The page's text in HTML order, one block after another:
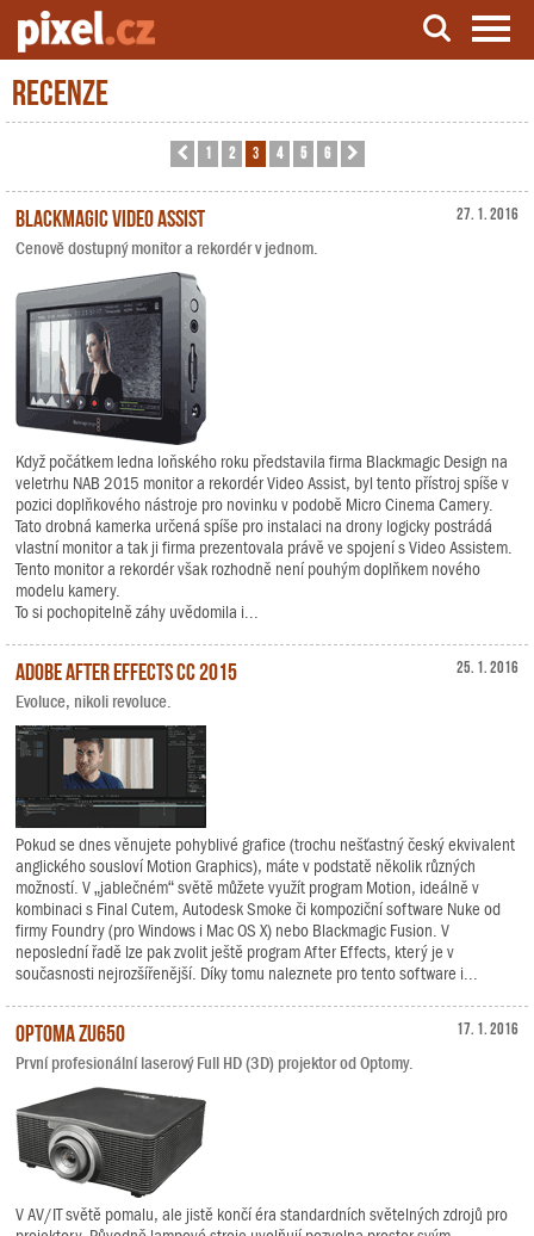
Server o natáčení a zpracování videa
Recenze
Předchozí
1 2 3 4 5 6
27. 1. 2016
Blackmagic Video Assist
Cenově dostupný monitor a rekordér v jednom.
Když počátkem ledna loňského roku představila firma Blackmagic Design na
veletrhu NAB 2015 monitor a rekordér Video Assist, byl tento přístroj spíše v
pozici doplňkového nástroje pro novinku v podobě Micro Cinema Camery.
Tato drobná kamerka určená spíše pro instalaci na drony logicky postrádá
vlastní monitor a tak ji firma prezentovala právě ve spojení s Video Assistem.
Tento monitor a rekordér však rozhodně není pouhým doplňkem nového
modelu kamery.
To si pochopitelně záhy uvědomila i...
25. 1. 2016
Adobe After Effects CC 2015
Evoluce, nikoli revoluce.
Pokud se dnes věnujete pohyblivé grafice (trochu nešťastný český ekvivalent
anglického sousloví Motion Graphics), máte v podstatě několik různých
možností. V „jablečném“ světě můžete využít program Motion, ideálně v
kombinaci s Final Cutem, Autodesk Smoke či kompoziční software Nuke od
firmy Foundry (pro Windows i Mac OS X) nebo Blackmagic Fusion. V
neposlední řadě lze pak zvolit ještě program After Effects, který je v
současnosti nejrozšířenější. Díky tomu naleznete pro tento software i...
17. 1. 2016
Optoma ZU650
První profesionální laserový Full HD (3D) projektor od Optomy.
V AV/IT světě pomalu, ale jistě končí éra standardních světelných zdrojů pro